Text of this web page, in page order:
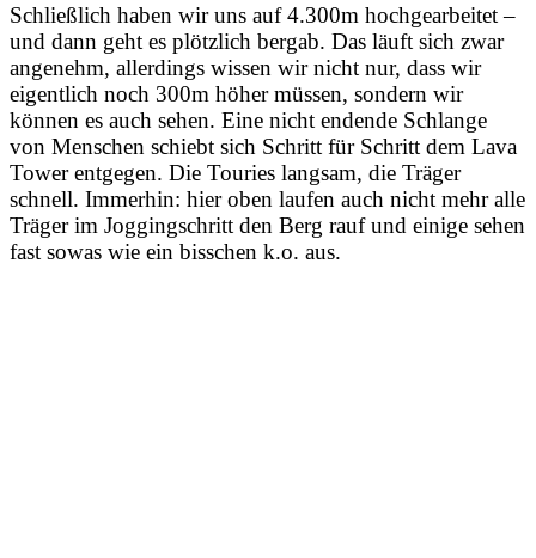
Schließlich haben wir uns auf 4.300m hochgearbeitet –
und dann geht es plötzlich bergab. Das läuft sich zwar
angenehm, allerdings wissen wir nicht nur, dass wir
eigentlich noch 300m höher müssen, sondern wir
können es auch sehen. Eine nicht endende Schlange
von Menschen schiebt sich Schritt für Schritt dem Lava
Tower entgegen. Die Touries langsam, die Träger
schnell. Immerhin: hier oben laufen auch nicht mehr alle
Träger im Joggingschritt den Berg rauf und einige sehen
fast sowas wie ein bisschen k.o. aus.